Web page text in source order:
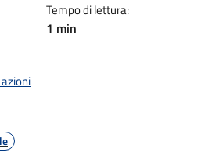
Tempo di lettura:
1 min